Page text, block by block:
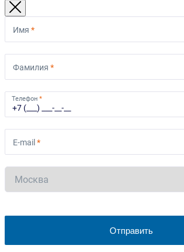
Имя *
Фамилия *
Телефон *
E-mail *